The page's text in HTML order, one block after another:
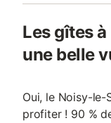
Les gîtes
une belle
Oui, le Noisy-
profiter ! 90 %